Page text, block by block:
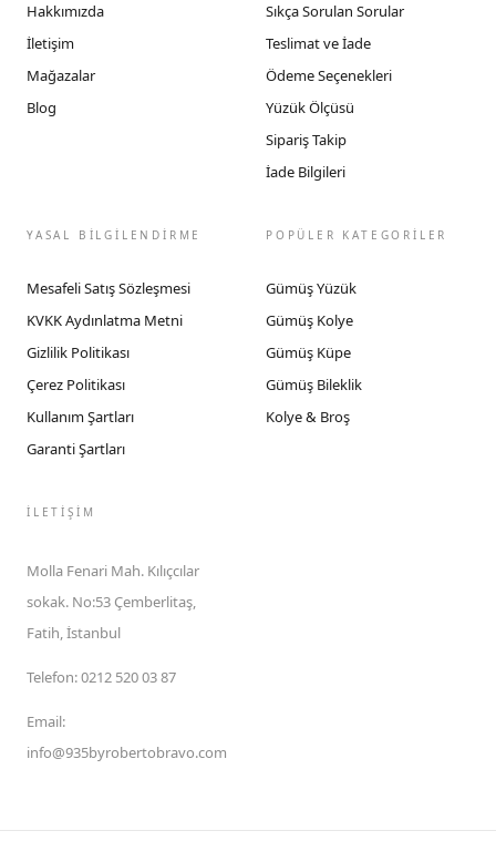
Hakkımızda
İletişim
Mağazalar
Blog
Sıkça Sorulan Sorular
Teslimat ve İade
Ödeme Seçenekleri
Yüzük Ölçüsü
Sipariş Takip
İade Bilgileri
YASAL BİLGİLENDİRME
Mesafeli Satış Sözleşmesi
KVKK Aydınlatma Metni
Gizlilik Politikası
Çerez Politikası
Kullanım Şartları
Garanti Şartları
POPÜLER KATEGORİLER
Gümüş Yüzük
Gümüş Kolye
Gümüş Küpe
Gümüş Bileklik
Kolye & Broş
İLETIŞIM
Molla Fenari Mah. Kılıçcılar
sokak. No:53 Çemberlitaş,
Fatih, İstanbul
Telefon:0212 520 03 87
Email:
info@935byrobertobravo.com